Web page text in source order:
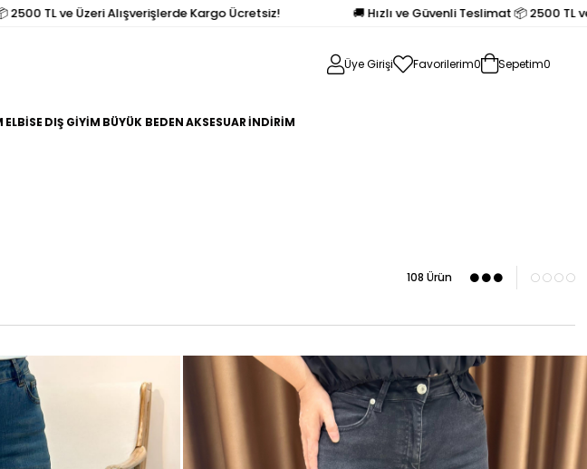
ve Üzeri Alışverişlerde Kargo Ücretsiz! 🚚 Hızlı ve Güvenli Teslimat 📦 2500 TL ve
Üye Girişi Favorilerim0 Sepetim0
ELBİSE DIŞ GİYİM BÜYÜK BEDENAKSESUARİNDİRİM
108 Ürün